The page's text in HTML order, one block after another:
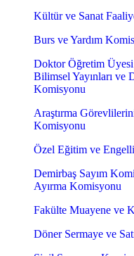
Kültür ve Sanat
Burs ve Yardım
Doktor Öğretim Üyesi
Bilimsel Yayınları ve
Komisyonu
Araştırma
Komisyonu
Özel Eğitim ve
Demirbaş Sayım
Ayırma Komisyonu
Fakülte Muayene ve
Döner Sermaye ve